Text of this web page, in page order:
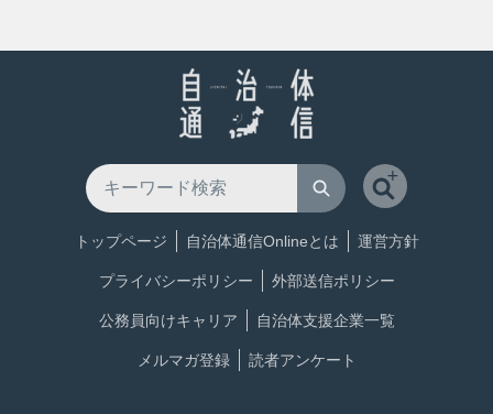
トップページ 自治体通信Onlineとは 運営方針
プライバシーポリシー 外部送信ポリシー
公務員向けキャリア 自治体支援企業一覧
メルマガ登録 読者アンケート